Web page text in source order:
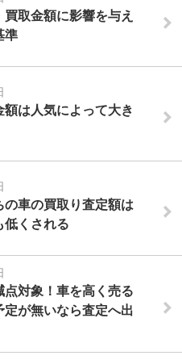
取金額に影響を与え
準
額は人気によって大き
の車の買取り査定額は
低くされる
点対象！車を高く売る
定が無いなら査定へ出